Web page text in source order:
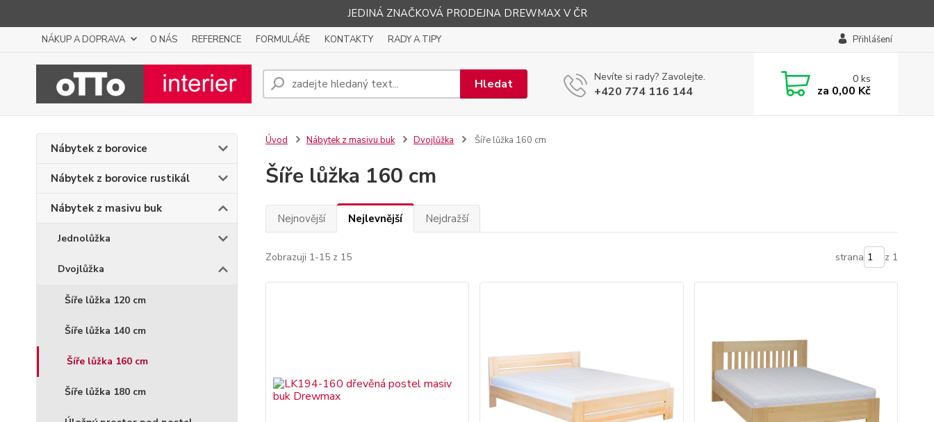
JEDINÁ ZNAČKOVÁ PRODEJNA DREWMAX V ČR
NÁKUP A DOPRAVA O NÁS REFERENCE FORMULÁŘE KONTAKTY RADY A TIPY Přihlášení
Hledat Nevíte si rady? Zavolejte.
+420 774 116 144
0ks
za 0,00 Kč
Nábytek z borovice
Nábytek z borovice rustikál
Nábytek z masivu buk
Jednolůžka
Dvojlůžka
Šíře lůžka 120 cm
Šíře lůžka 140 cm
Šíře lůžka 160 cm
Šíře lůžka 180 cm
Úvod Nábytek z masivu buk Dvojlůžka Šíře lůžka 160 cm
Šíře lůžka 160 cm
Nejnovější Nejlevnější Nejdražší
Zobrazuji 1-15 z 15 strana z 1